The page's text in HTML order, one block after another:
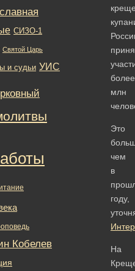
Это
чем
в
году,
На
СИЗО-1
Святой Царь
и судьи УИС
Кобелев